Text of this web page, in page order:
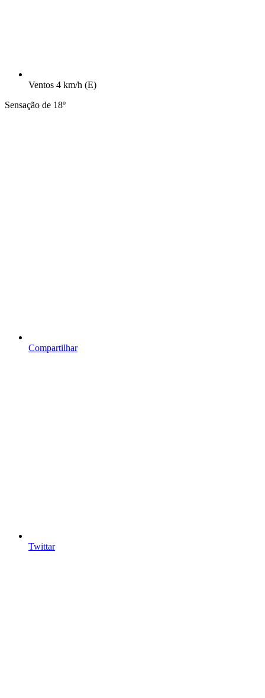
Ventos 4 km/h (E)
Sensação de 18º
Compartilhar
Twittar